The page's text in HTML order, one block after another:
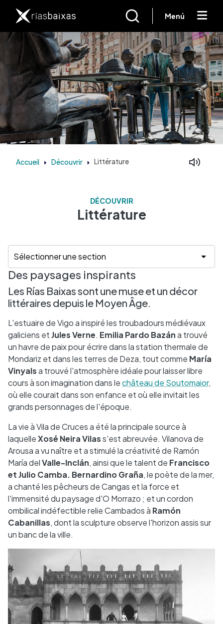
Menú
Accueil Découvrir Littérature
DÉCOUVRIR
Littérature
Des paysages inspirants
Les Rías Baixas sont une muse et un décor
littéraires depuis le Moyen Âge.
L'estuaire de Vigo a inspiré les troubadours médiévaux
galiciens etJules Verne. Emilia Pardo Bazána trouvé
un havre de paix pour écrire dans la station thermale de
Mondariz et dans les terres de Deza, tout comme María
Vinyalsa trouvé l'atmosphère idéale pour laisser libre
cours à son imagination dans lechâteau de Soutomaior,
où elle courait dans son enfance et où elle invitait les
grands personnages de l'époque.
La vie à Vila de Cruces a été la principale source à
laquelleXosé Neira Vilass'est abreuvée. Vilanova de
Arousa a vu naître et a stimulé la créativité de Ramón
María delValle-Inclán, ainsi que le talent de Francisco
et Julio Camba. Bernardino Graña, le poète de la mer,
a chanté les pêcheurs de Cangas et la force et
l'immensité du paysage d'O Morrazo ; et un cordon
ombilical indéfectible relie Cambados à Ramón
Cabanillas, dont la sculpture observe l'horizon assis sur
un banc de la ville.